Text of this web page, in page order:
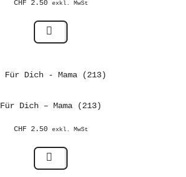
CHF2.50 exkl. MwSt
Für Dich – Mama (213)
CHF2.50 exkl. MwSt